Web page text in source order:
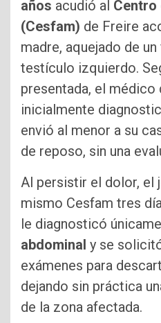
años acudió al Centro
(Cesfam) de Freire
madre, aquejado de
testículo izquierdo.
presentada, el médico
inicialmente
envió al menor a su
de reposo, sin una
Al persistir el dolor, el
mismo Cesfam tres
le diagnosticó
abdominal y se
exámenes para
dejando sin práctica
de la zona afectada.